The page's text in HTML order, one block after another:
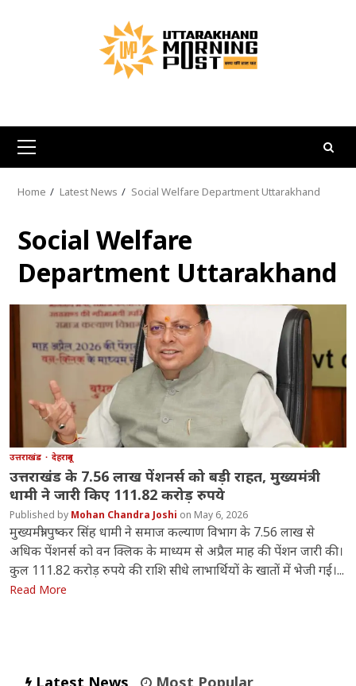
Primary
Menu
Home Latest News Social Welfare Department Uttarakhand
Social Welfare
Department Uttarakhand
उत्तराखंड देहरादून
उत्तराखंड के 7.56 लाख पेंशनर्स को बड़ी राहत, मुख्यमंत्री
धामी ने जारी किए 111.82 करोड़ रुपये
Mohan Chandra Joshi May 6, 2026
मुख्यमंत्री पुष्कर सिंह धामी ने समाज कल्याण विभाग के 7.56 लाख से
अधिक पेंशनर्स को वन क्लिक के माध्यम से अप्रैल माह की पेंशन जारी की।
कुल 111.82 करोड़ रुपये की राशि सीधे लाभार्थियों के खातों में भेजी गई।...
Read More
Latest News Most Popular